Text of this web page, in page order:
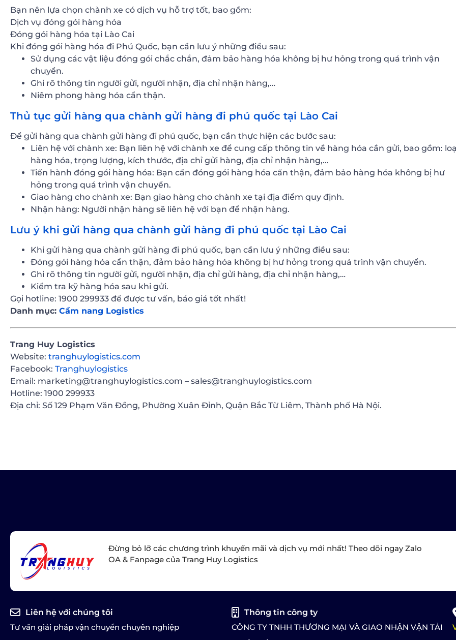
Bạn nên lựa chọn chành xe có dịch vụ hỗ trợ tốt, bao gồm:
Dịch vụ đóng gói hàng hóa
Đóng gói hàng hóa tại Lào Cai
Khi đóng gói hàng hóa đi Phú Quốc, bạn cần lưu ý những điều sau:
Sử dụng các vật liệu đóng gói chắc chắn, đảm bảo hàng hóa không bị hư hỏng trong quá trình vận
chuyển.
Ghi rõ thông tin người gửi, người nhận, địa chỉ nhận hàng,…
Niêm phong hàng hóa cẩn thận.
Thủ tục gửi hàng qua chành gửi hàng đi phú quốc tại Lào Cai
Để gửi hàng qua chành gửi hàng đi phú quốc, bạn cần thực hiện các bước sau:
Liên hệ với chành xe: Bạn liên hệ với chành xe để cung cấp thông tin về hàng hóa cần gửi, bao gồm:
hàng hóa, trọng lượng, kích thước, địa chỉ gửi hàng, địa chỉ nhận hàng,…
Tiến hành đóng gói hàng hóa: Bạn cần đóng gói hàng hóa cẩn thận, đảm bảo hàng hóa không bị hư
hỏng trong quá trình vận chuyển.
Giao hàng cho chành xe: Bạn giao hàng cho chành xe tại địa điểm quy định.
Nhận hàng: Người nhận hàng sẽ liên hệ với bạn để nhận hàng.
Lưu ý khi gửi hàng qua chành gửi hàng đi phú quốc tại Lào Cai
Khi gửi hàng qua chành gửi hàng đi phú quốc, bạn cần lưu ý những điều sau:
Đóng gói hàng hóa cẩn thận, đảm bảo hàng hóa không bị hư hỏng trong quá trình vận chuyển.
Ghi rõ thông tin người gửi, người nhận, địa chỉ gửi hàng, địa chỉ nhận hàng,…
Kiểm tra kỹ hàng hóa sau khi gửi.
Gọi hotline: 1900 299933 để được tư vấn, báo giá tốt nhất!
Danh mục: Cẩm nang Logistics
Trang Huy Logistics
Website: tranghuylogistics.com
Facebook: Tranghuylogistics
Email: marketing@tranghuylogistics.com – sales@tranghuylogistics.com
Hotline: 1900 299933
Địa chỉ: Số 129 Phạm Văn Đồng, Phường Xuân Đỉnh, Quận Bắc Từ Liêm, Thành phố Hà Nội.
Đừng bỏ lỡ các chương trình khuyến mãi và dịch vụ mới nhất! Theo dõi ngay Zalo
OA & Fanpage của Trang Huy Logistics
Liên hệ với chúng tôi
Tư vấn giải pháp vận chuyển chuyên nghiệp
Thông tin công ty
CÔNG TY TNHH THƯƠNG MẠI VÀ GIAO NHẬN VẬN TẢI